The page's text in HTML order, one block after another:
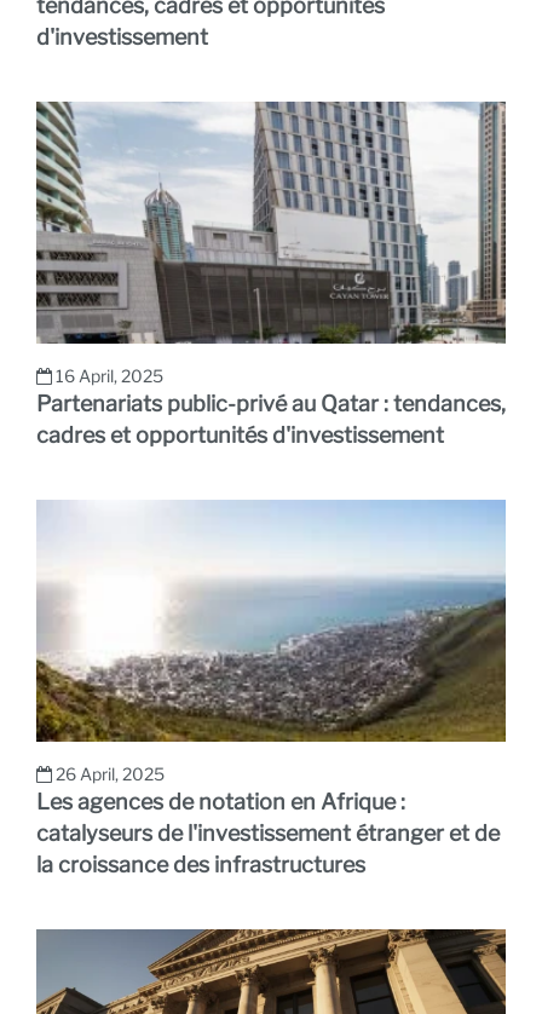
tendances, cadres et opportunités
d'investissement
16 April, 2025
Partenariats public-privé au Qatar : tendances,
cadres et opportunités d'investissement
26 April, 2025
Les agences de notation en Afrique :
catalyseurs de l'investissement étranger et de
la croissance des infrastructures